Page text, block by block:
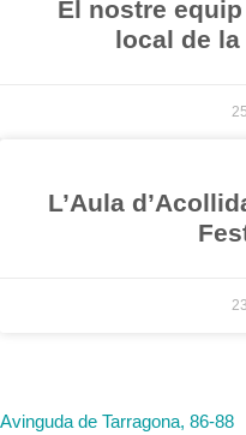
El nostre
local de
L’Aula
Avinguda de Tarragona, 86-88